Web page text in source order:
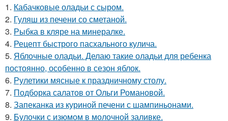
1. Кабачковые оладьи с сыром.
2. Гуляш из печени со сметаной.
3. Рыбка в кляре на минералке.
4. Рецепт быстрого пасхального кулича.
5. Яблочные оладьи. Делаю такие оладьи для ребенка
постоянно, особенно в сезон яблок.
6. Рулетики мясные к праздничному столу.
7. Подборка салатов от Ольги Романовой.
8. Запеканка из куриной печени с шампиньонами.
9. Булочки с изюмом в молочной заливке.